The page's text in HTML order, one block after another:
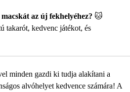
az új fekhelyéhez? 🐱
takarót, kedvenc játékot, és
minden gazdi ki tudja alakítani a
alvóhelyet kedvence számára! A